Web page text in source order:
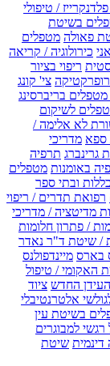
/ טיפולי
בשיטת
פאולה מטפלים
כירולוגיה / קריאה
ריפוי בציור
צי' קונג
בריברסינג
לשיקום
לא אלימה /
ספא מדריכי
גרינברג תרפיה
באומנות מטפלים
ובתי ספר
רפואת תדרים / ריפוי
מדיטציה / מדריכי
/ פתרון חלומות
/ שיטת ד"ר נאדר
בארס מיינדפולנס
האקומי / טיפול
החדש ציוד
אלטרנטיבלי
בשיטת עין
רגשי למבוגרים
שיטת